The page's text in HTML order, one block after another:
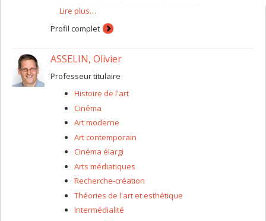
économiques et l’innovation dans l'industrie du jeu
vidéo, ainsi que les liens historiques, esthétiques et
culturels entre la musique de jeux vidéo et le
Lire plus…
Profil complet
ASSELIN, Olivier
Professeur titulaire
Histoire de l'art
Cinéma
Art moderne
Art contemporain
Cinéma élargi
Arts médiatiques
Recherche-création
Théories de l'art et esthétique
Intermédialité